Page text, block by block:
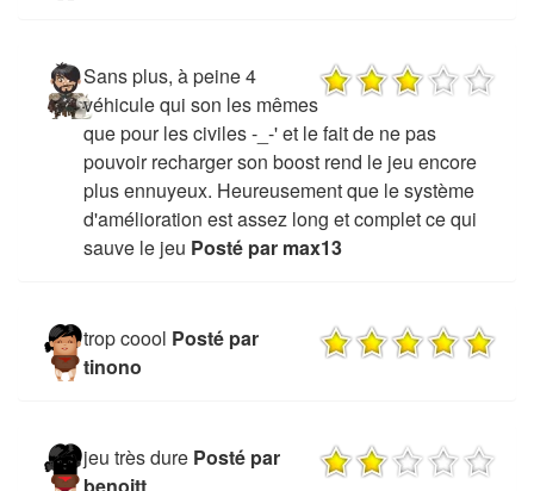
Sans plus, à peine 4
véhicule qui son les mêmes
que pour les civiles -_-' et le fait de ne pas
pouvoir recharger son boost rend le jeu encore
plus ennuyeux. Heureusement que le système
d'amélioration est assez long et complet ce qui
sauve le jeu Posté par max13
trop coool Posté par
tinono
jeu très dure Posté par
benoitt